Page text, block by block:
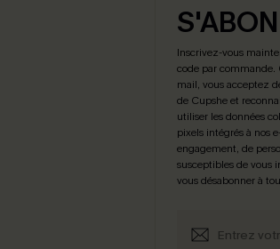
Inscrivez-vous
code par commande.
mail, vous acceptez
de Cupshe et
utiliser les données
pixels intégrés à nos
engagement, de
susceptibles de vous
vous désabonner à